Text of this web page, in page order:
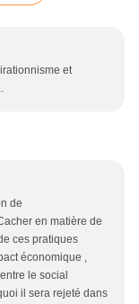
et
de
en matière de
ces pratiques
économique ,
le social
il sera rejeté dans